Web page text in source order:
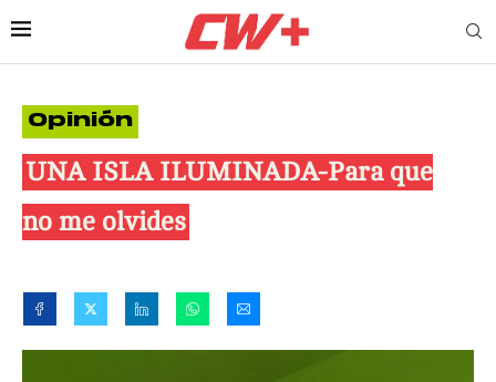
Opinión
UNA ISLA ILUMINADA-Para que
no me olvides